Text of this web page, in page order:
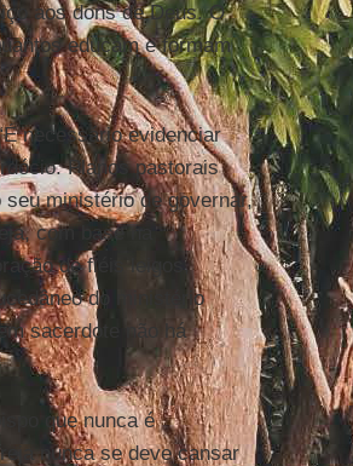
aos dons de Deus. O
educam e formam
necessário evidenciar
Planos pastorais
ministério de governar,
com base na
de fiéis leigos,
do ministério
sacerdote não há
que nunca é
nunca se deve cansar